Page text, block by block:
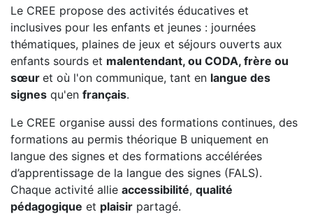
Le CREE propose des activités éducatives et
inclusives pour les enfants et jeunes : journées
thématiques, plaines de jeux et séjours ouverts aux
enfants sourds et malentendant, ou CODA, frère ou
sœur et où l'on communique, tant en langue des
signes qu'en français.
Le CREE organise aussi des formations continues, des
formations au permis théorique B uniquement en
langue des signes et des formations accélérées
d’apprentissage de la langue des signes (FALS).
Chaque activité allie accessibilité, qualité
pédagogique et plaisir partagé.